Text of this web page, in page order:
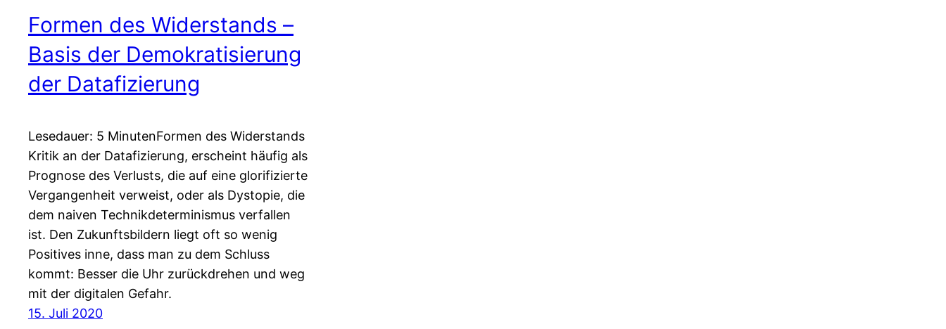
Formen des Widerstands –
Basis der Demokratisierung
der Datafizierung
Lesedauer: 5 MinutenFormen des Widerstands
Kritik an der Datafizierung, erscheint häufig als
Prognose des Verlusts, die auf eine glorifizierte
Vergangenheit verweist, oder als Dystopie, die
dem naiven Technikdeterminismus verfallen
ist. Den Zukunftsbildern liegt oft so wenig
Positives inne, dass man zu dem Schluss
kommt: Besser die Uhr zurückdrehen und weg
mit der digitalen Gefahr.
15. Juli 2020